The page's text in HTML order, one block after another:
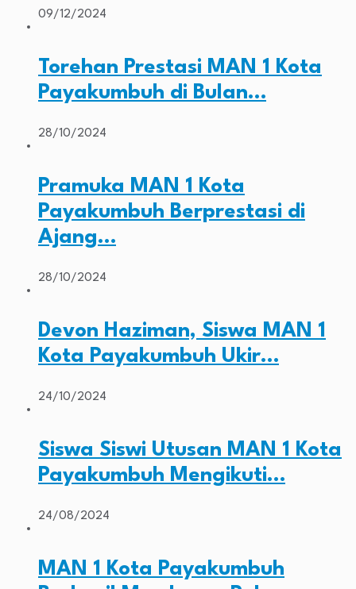
09/12/2024
Torehan Prestasi MAN 1 Kota
Payakumbuh di Bulan…
28/10/2024
Pramuka MAN 1 Kota
Payakumbuh Berprestasi di
Ajang…
28/10/2024
Devon Haziman, Siswa MAN 1
Kota Payakumbuh Ukir…
24/10/2024
Siswa Siswi Utusan MAN 1 Kota
Payakumbuh Mengikuti…
24/08/2024
MAN 1 Kota Payakumbuh